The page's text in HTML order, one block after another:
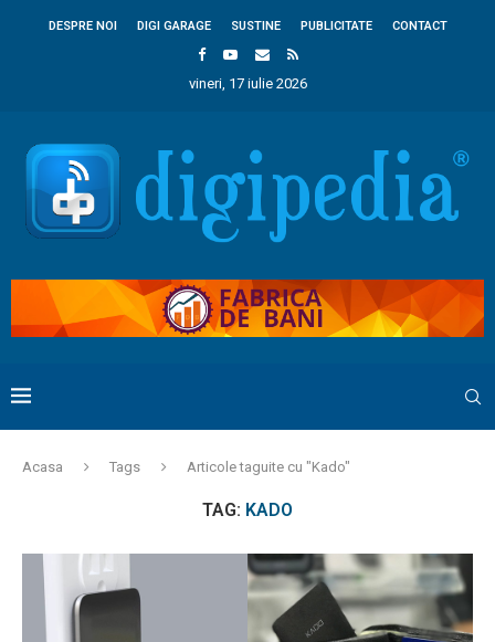
DESPRE NOI DIGI GARAGE SUSTINE PUBLICITATE CONTACT
vineri, 17 iulie 2026
Acasa Tags Articole taguite cu "Kado"
TAG: KADO